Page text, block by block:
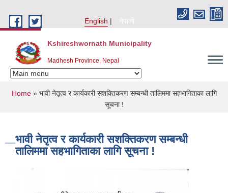
English
नेपाली
Kshireshwornath Municipality
Madhesh Province, Nepal
You are here
Home» भावी नेतृत्व र कार्यकारी सशक्तिकरण सम्बन्धी तालिममा सहभागिताका लागि
सूचना !
भावी नेतृत्व र कार्यकारी सशक्तिकरण सम्बन्धी
तालिममा सहभागिताका लागि सूचना !